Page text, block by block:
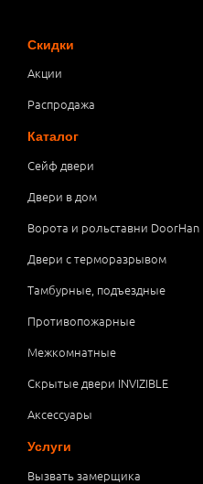
Скидки
Акции
Распродажа
Каталог
Сейф двери
Двери в дом
Ворота и рольставни DoorHan
Двери с терморазрывом
Тамбурные, подъездные
Противопожарные
Межкомнатные
Скрытые двери INVIZIBLE
Аксессуары
Услуги
Вызвать замерщика